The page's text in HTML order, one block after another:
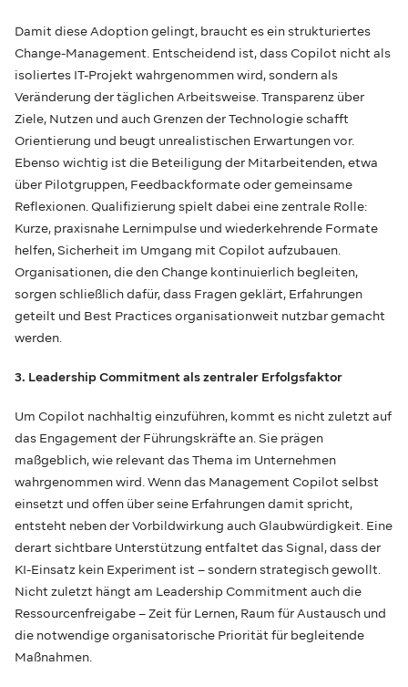
Damit diese Adoption gelingt, braucht es ein strukturiertes
Change-Management. Entscheidend ist, dass Copilot nicht als
isoliertes IT-Projekt wahrgenommen wird, sondern als
Veränderung der täglichen Arbeitsweise. Transparenz über
Ziele, Nutzen und auch Grenzen der Technologie schafft
Orientierung und beugt unrealistischen Erwartungen vor.
Ebenso wichtig ist die Beteiligung der Mitarbeitenden, etwa
über Pilotgruppen, Feedbackformate oder gemeinsame
Reflexionen. Qualifizierung spielt dabei eine zentrale Rolle:
Kurze, praxisnahe Lernimpulse und wiederkehrende Formate
helfen, Sicherheit im Umgang mit Copilot aufzubauen.
Organisationen, die den Change kontinuierlich begleiten,
sorgen schließlich dafür, dass Fragen geklärt, Erfahrungen
geteilt und Best Practices organisationweit nutzbar gemacht
werden.
3. Leadership Commitment als zentraler Erfolgsfaktor
Um Copilot nachhaltig einzuführen, kommt es nicht zuletzt auf
das Engagement der Führungskräfte an. Sie prägen
maßgeblich, wie relevant das Thema im Unternehmen
wahrgenommen wird. Wenn das Management Copilot selbst
einsetzt und offen über seine Erfahrungen damit spricht,
entsteht neben der Vorbildwirkung auch Glaubwürdigkeit. Eine
derart sichtbare Unterstützung entfaltet das Signal, dass der
KI-Einsatz kein Experiment ist – sondern strategisch gewollt.
Nicht zuletzt hängt am Leadership Commitment auch die
Ressourcenfreigabe – Zeit für Lernen, Raum für Austausch und
die notwendige organisatorische Priorität für begleitende
Maßnahmen.